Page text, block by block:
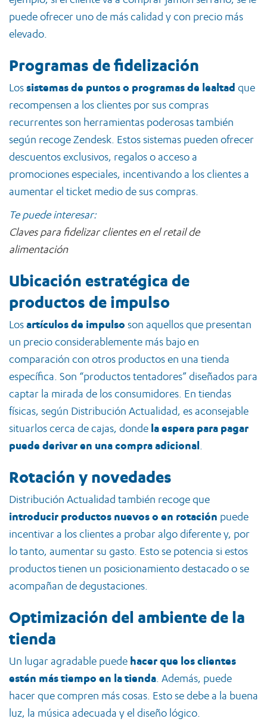
puede ofrecer uno de más calidad y con precio más
elevado.
Programas de fidelización
Lossistemas de puntos o programas de lealtad que
recompensen a los clientes por sus compras
recurrentes son herramientas poderosas también
según recoge Zendesk. Estos sistemas pueden ofrecer
descuentos exclusivos, regalos o acceso a
promociones especiales, incentivando a los clientes a
aumentar el ticket medio de sus compras.
Te puede interesar:
Claves para fidelizar clientes en el retail de
alimentación
Ubicación estratégica de
productos de impulso
Losartículos de impulso son aquellos que presentan
un precio considerablemente más bajo en
comparación con otros productos en una tienda
específica. Son “productos tentadores” diseñados para
captar la mirada de los consumidores. En tiendas
físicas, según Distribución Actualidad, es aconsejable
situarlos cerca de cajas, donde la espera para pagar
puede derivar en una compra adicional
Rotación y novedades
Distribución Actualidad también recoge que
introducir productos nuevos o en rotación puede
incentivar a los clientes a probar algo diferente y, por
lo tanto, aumentar su gasto. Esto se potencia si estos
productos tienen un posicionamiento destacado o se
acompañan de degustaciones.
Optimización del ambiente de la
tienda
Un lugar agradable puede hacer que los clientes
estén más tiempo en la tienda . Además, puede
hacer que compren más cosas. Esto se debe a la buena
luz, la música adecuada y el diseño lógico.